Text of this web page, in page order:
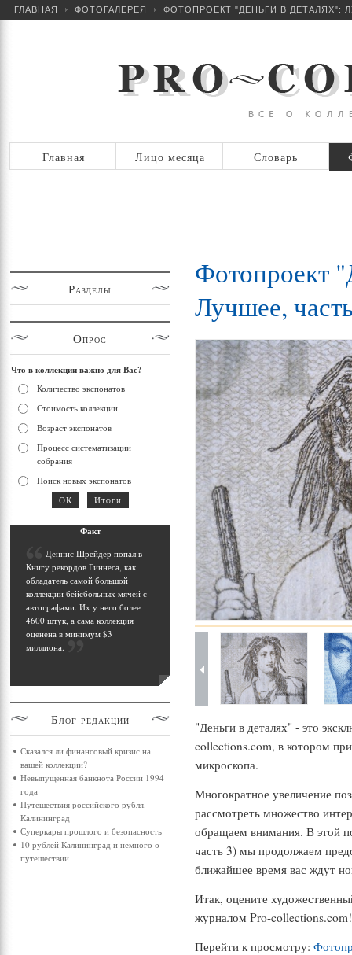
ГЛАВНАЯ ФОТОГАЛЕРЕЯ ФОТОПРОЕКТ "ДЕНЬГИ В ДЕТАЛЯХ":
Главная Лицо месяца Словарь
Фотопроект
Лучшее,
"Деньги в деталях" - это
collections.com, в котором
микроскопа.
Многократное увеличение
рассмотреть множество
обращаем внимания. В этой
часть 3) мы продолжаем
ближайшее время вас ждут
Итак, оцените
журналом Pro-collections.com!
Перейти к просмотру:
Разделы
Опрос
Что в коллекции важно для Вас?
Количество экспонатов
Стоимость коллекции
Возраст экспонатов
Процесс систематизации
собрания
Поиск новых экспонатов
Факт
Деннис Шрейдер попал в
Книгу рекордов Гиннеса, как
обладатель самой большой
коллекции бейсбольных мячей с
автографами. Их у него более
4600 штук, а сама коллекция
оценена в минимум $3
миллиона.
Блог редакции
Сказался ли финансовый кризис на
вашей коллекции?
Невыпущенная банкнота России 1994
года
Путешествия российского рубля.
Калининград
Суперкары прошлого и безопасность
10 рублей Калининград и немного о
путешествии